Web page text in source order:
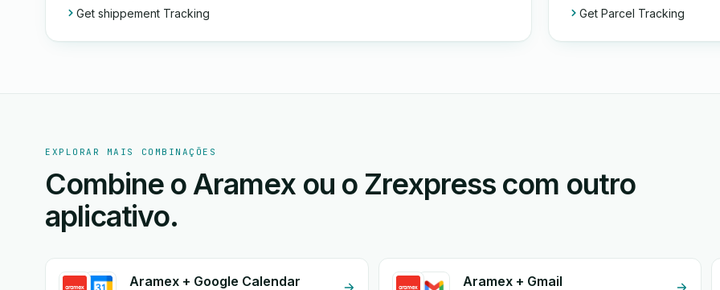
Get shippement Tracking
Get Parcel Tracking
EXPLORAR MAIS COMBINAÇÕES
Combine o Aramex ou o Zrexpress com outro
aplicativo.
Aramex + Google Calendar Aramex + Gmail